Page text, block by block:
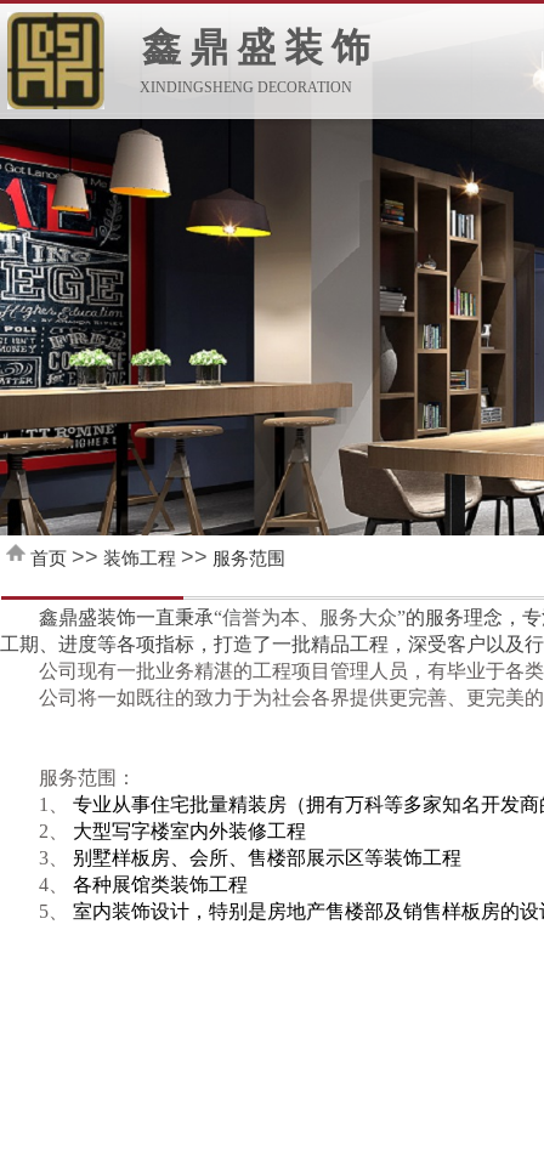
鑫鼎盛装饰
XINDINGSHENG DECORATION
首页 >> 装饰工程 >> 服务范围
鑫鼎盛装饰一直秉承“信誉为本、服务大众”的服务理念，
工期、进度等各项指标，打造了一批精品工程，深受客户以及
公司现有一批业务精湛的工程项目 管理人员，有毕业于各
公司将一如既往的致力于为社会各界提供更完善、更完美
服务范围：
1、 专业从事住宅批量精装房（拥有万科等多家知名开发
2、 大型写字楼室内外装修工程
3、 别墅样板房、会所、售楼部展示区等装饰工程
4、 各种展馆类装饰工程
5、 室内装饰设计，特别是房地产售楼部及销售样板房的设